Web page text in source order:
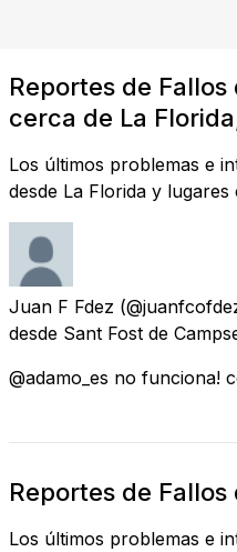
Reportes de
cerca de La
Los últimos problemas e
desde La Florida y lugares
Juan F Fdez
desde Sant Fost de
@adamo_es no funciona!
Reportes de
Los últimos problemas e